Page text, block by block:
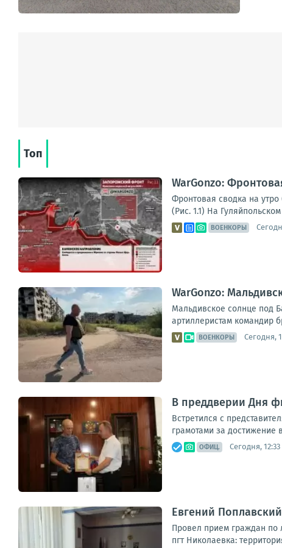
Топ
WarGonzo:
Фронтовая сводка на
(Рис. 1.1) На
ВОЕНКОРЫ
WarGonzo:
Мальдивское солнце под
артиллеристам командир
ВОЕНКОРЫ Сегодня,
В преддверии Дня
Встретился с
грамотами за достижение
ОФИЦ. Сегодня, 12:33
Евгений
Провел прием граждан по
пгт Николаевка: